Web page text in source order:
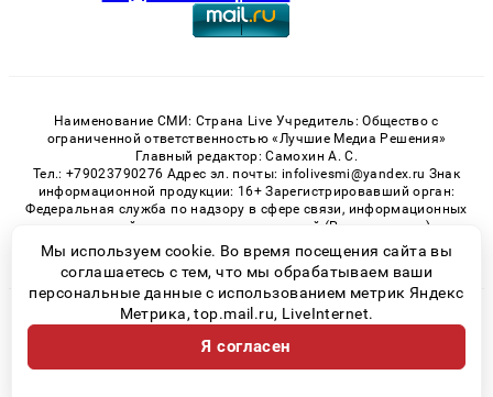
Наименование СМИ: Страна Live Учредитель: Общество с
ограниченной ответственностью «Лучшие Медиа Решения»
Главный редактор: Самохин А. С.
Тел.: +79023790276 Адрес эл. почты: infolivesmi@yandex.ru Знак
информационной продукции: 16+ Зарегистрировавший орган:
Федеральная служба по надзору в сфере связи, информационных
технологий и массовых коммуникаций (Роскомнадзор)
Регистрационный номер СМИ ЭЛ № ФС 77 - 82538 от 21.01.2022
© 2026 «» | Все права защищены
Возрастная категория сайта 16+
Политика конфиденциальности
Мы используем cookie. Во время посещения сайта вы
соглашаетесь с тем, что мы обрабатываем ваши
персональные данные с использованием метрик Яндекс
Метрика, top.mail.ru, LiveInternet.
Я согласен